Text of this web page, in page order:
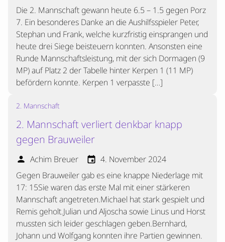
Die 2. Mannschaft gewann heute 6.5 – 1.5 gegen Porz
7. Ein besonderes Danke an die Aushilfsspieler Peter,
Stephan und Frank, welche kurzfristig einsprangen und
heute drei Siege beisteuern konnten. Ansonsten eine
Runde Mannschaftsleistung, mit der sich Dormagen (9
MP) auf Platz 2 der Tabelle hinter Kerpen 1 (11 MP)
befördern konnte. Kerpen 1 verpasste […]
2. Mannschaft
2. Mannschaft verliert denkbar knapp
gegen Brauweiler
person Achim Breuer event 4. November 2024
Gegen Brauweiler gab es eine knappe Niederlage mit
17: 15Sie waren das erste Mal mit einer stärkeren
Mannschaft angetreten.Michael hat stark gespielt und
Remis geholt.Julian und Aljoscha sowie Linus und Horst
mussten sich leider geschlagen geben.Bernhard,
Johann und Wolfgang konnten ihre Partien gewinnen.